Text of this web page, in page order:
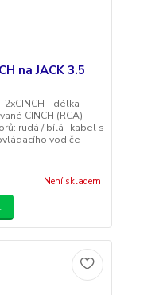
na JACK 3.5
2xCINCH - délka
CINCH (RCA)
rudá / bílá- kabel s
vodiče
Není skladem